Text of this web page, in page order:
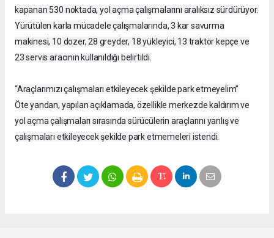
kapanan 530 noktada, yol açma çalışmalarını aralıksız sürdürüyor.
Yürütülen karla mücadele çalışmalarında, 3 kar savurma
makinesi, 10 dozer, 28 greyder, 18 yükleyici, 13 traktör kepçe ve
23 servis aracının kullanıldığı belirtildi.
“Araçlarımızı çalışmaları etkileyecek şekilde park etmeyelim”
Öte yandan, yapılan açıklamada, özellikle merkezde kaldırım ve
yol açma çalışmaları sırasında sürücülerin araçlarını yanlış ve
çalışmaları etkileyecek şekilde park etmemeleri istendi.